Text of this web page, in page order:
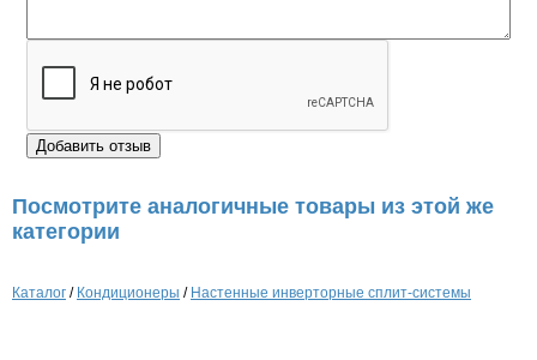
Посмотрите аналогичные товары из этой же
категории
Каталог / Кондиционеры / Настенные инверторные сплит-системы